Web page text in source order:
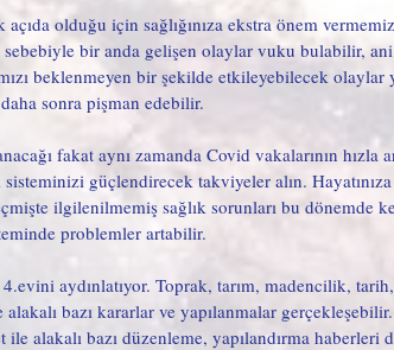
olduğu için sağlığınıza ekstra önem
sebebiyle bir anda gelişen olaylar vuku bulabilir,
beklenmeyen bir şekilde etkileyebilecek olaylar
sonra pişman edebilir.
fakat aynı zamanda Covid vakalarının
güçlendirecek takviyeler alın.
ilgilenilmemiş sağlık sorunları bu dönemde
problemler artabilir.
aydınlatıyor. Toprak, tarım, madencilik,
bazı kararlar ve yapılanmalar
alakalı bazı düzenleme, yapılandırma haberleri